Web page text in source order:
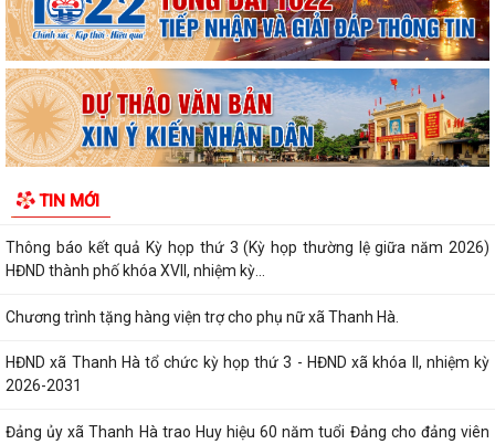
TIN MỚI
Hải Phòng giảm thời gian giải quyết từ 50% trở lên hơn 1.900 thủ tục
hành chính
Lịch làm việc của Thường trực HĐND xã và Lãnh đạo UBND xã từ ngày
03/8/2026 đến ngày 07/8/2026
chính công xã Thanh Hà
Thông báo kết quả Kỳ họp thứ 3 (Kỳ họp thường lệ giữa năm 2026)
HĐND thành phố khóa XVII, nhiệm kỳ...
Chương trình tặng hàng viện trợ cho phụ nữ xã Thanh Hà.
HĐND xã Thanh Hà tổ chức kỳ họp thứ 3 - HĐND xã khóa II, nhiệm kỳ
2026-2031
Đảng ủy xã Thanh Hà trao Huy hiệu 60 năm tuổi Đảng cho đảng viên